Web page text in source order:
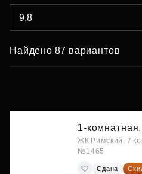
Найдено 87 вариантов
1-комнатная,
ЖК Римский, 7
№1465
Сдана